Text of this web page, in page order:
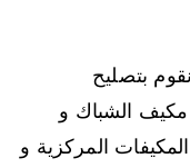
بتصليح
مكيف الشباك و
المركزية و